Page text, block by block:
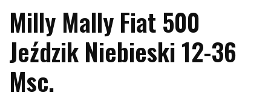
Milly Mally Fiat 500
Jeździk Niebieski 12-36
Msc.